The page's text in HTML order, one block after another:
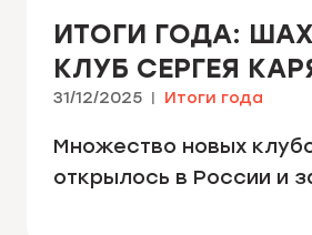
ИТОГИ ГОДА:
КЛУБ СЕРГЕЯ
31/12/2025 Итоги года
Множество новых
открылось в России и